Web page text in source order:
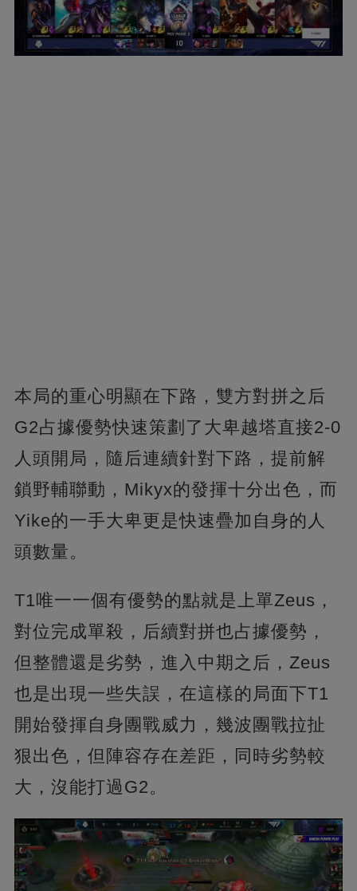
本局的重心明顯在下路，雙方對拼之后
G2占據優勢快速策劃了大卑越塔直接2-0
人頭開局，隨后連續針對下路，提前解
鎖野輔聯動，Mikyx的發揮十分出色，而
Yike的一手大卑更是快速疊加自身的人
頭數量。
T1唯一一個有優勢的點就是上單Zeus，
對位完成單殺，后續對拼也占據優勢，
但整體還是劣勢，進入中期之后，Zeus
也是出現一些失誤，在這樣的局面下T1
開始發揮自身團戰威力，幾波團戰拉扯
狠出色，但陣容存在差距，同時劣勢較
大，沒能打過G2。